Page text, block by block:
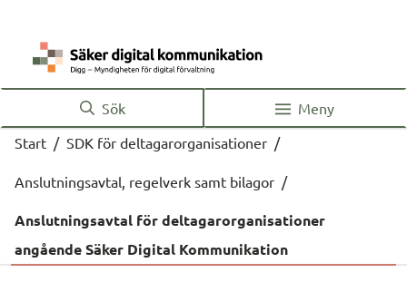
Sök
Meny
Start / SDK för deltagarorganisationer /
Anslutningsavtal, regelverk samt bilagor /
Anslutningsavtal för deltagarorganisationer
angående Säker Digital Kommunikation